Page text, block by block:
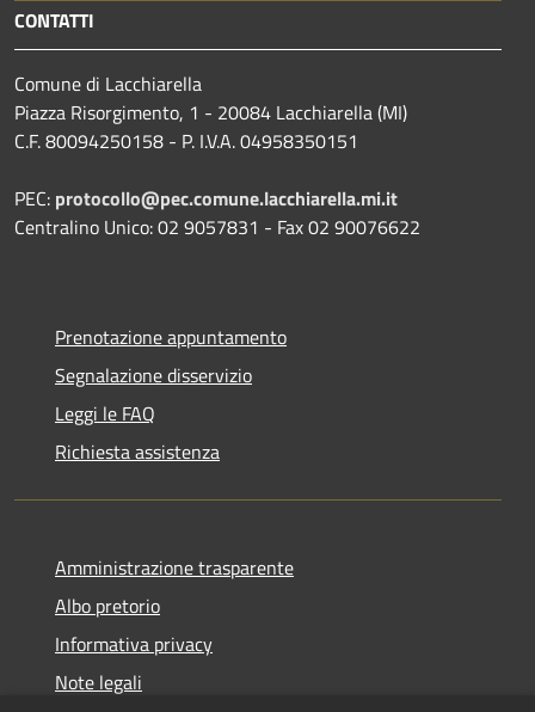
CONTATTI
Comune di Lacchiarella
Piazza Risorgimento, 1 - 20084 Lacchiarella (MI)
C.F. 80094250158 - P. I.V.A. 04958350151
PEC: protocollo@pec.comune.lacchiarella.mi.it
Centralino Unico: 02 9057831 - Fax 02 90076622
Prenotazione appuntamento
Segnalazione disservizio
Leggi le FAQ
Richiesta assistenza
Amministrazione trasparente
Albo pretorio
Informativa privacy
Note legali